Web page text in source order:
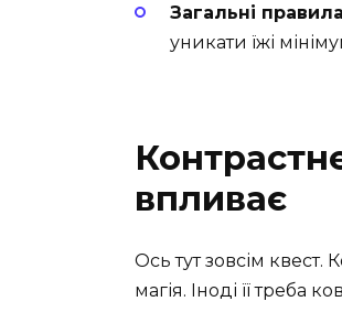
Загальні
уникати їжі
впливає
Ось тут зовсім квест.
магія. Іноді її треба